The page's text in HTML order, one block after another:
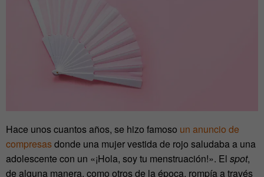
Hace unos cuantos años, se hizo famoso un anuncio de
compresasdonde una mujer vestida de rojo saludaba a una
adolescente con un «¡Hola, soy tu menstruación!». El spot,
de alguna manera, como otros de la época, rompía a través